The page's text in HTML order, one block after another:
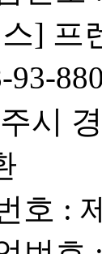
] 프
93-
시
호 :